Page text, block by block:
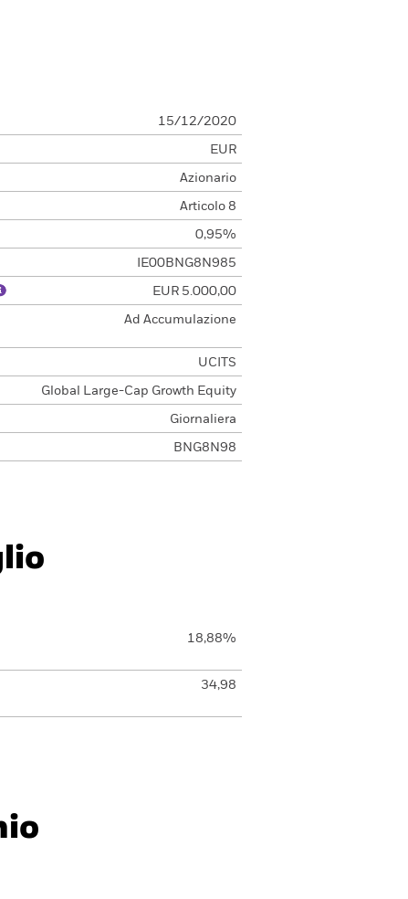
15/12/2020
EUR
Azionario
Articolo 8
0,95%
IE00BNG8N985
EUR 5.000,00
Ad Accumulazione
UCITS
Global Large-Cap Growth Equity
Giornaliera
BNG8N98
18,88%
34,98